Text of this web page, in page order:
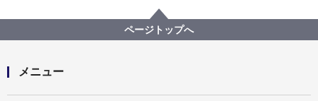
東京2020パラリンピックで金メダルを獲得した木村敬
一選手が山中市長を訪問します！
ページトップへ
メニュー